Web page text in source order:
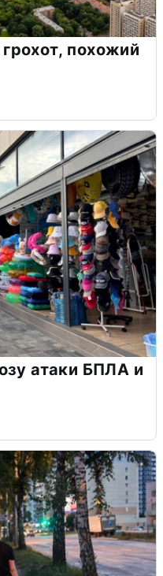
похожий
атаки БПЛА и